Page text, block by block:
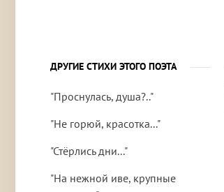
ДРУГИЕ СТИХИ ЭТОГО ПОЭТА
"Проснулась, душа?.."
"Не горюй, красотка..."
"Стёрлись дни..."
"На нежной иве, крупные